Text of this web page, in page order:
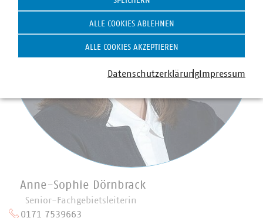
Anne-Sophie Dörnbrack
Senior-Fachgebietsleiterin
0171 7539663
ALLE COOKIES ABLEHNEN
ALLE COOKIES AKZEPTIEREN
DatenschutzerklärungImpressum